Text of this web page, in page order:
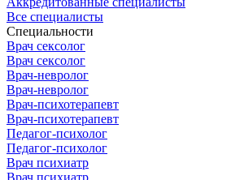
Все специалисты
Специальности
Врач сексолог
Врач сексолог
Врач-невролог
Врач-невролог
Врач-психотерапевт
Врач-психотерапевт
Педагог-психолог
Педагог-психолог
Врач психиатр
Врач психиатр